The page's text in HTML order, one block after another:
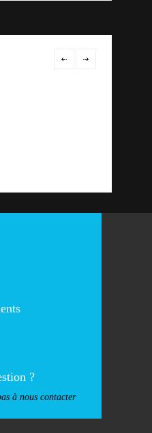
?
à nous contacter